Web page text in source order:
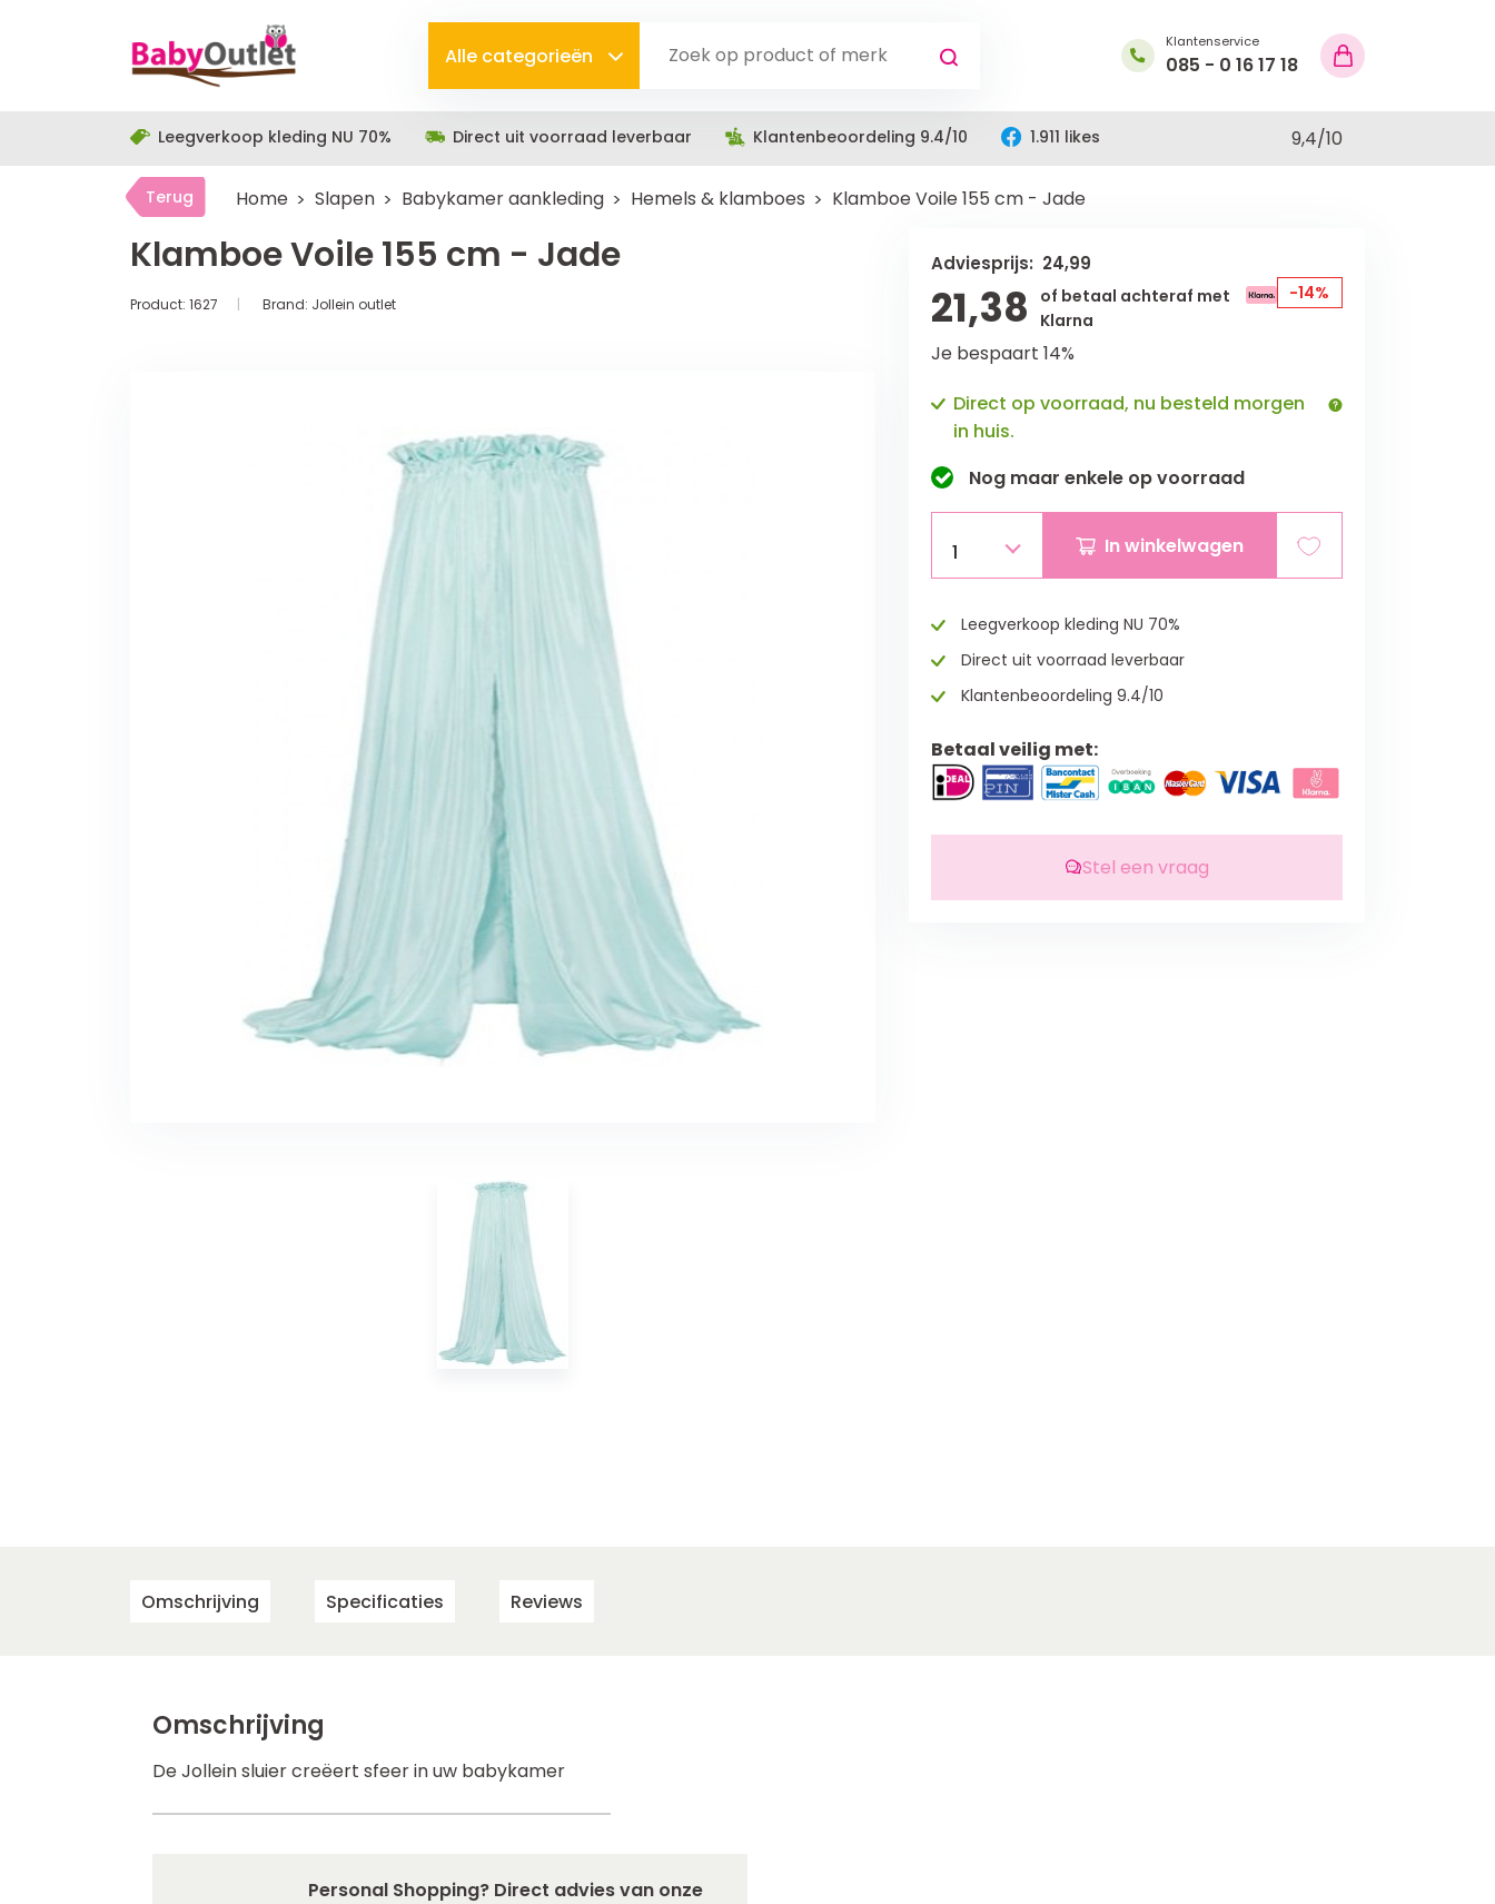
Alle categorieën
Klantenservice
085 - 0 16 17 18
Leegverkoop kleding NU 70% Direct uit voorraad leverbaar Klantenbeoordeling 9.4/10 1.911 likes 9,4/10
Terug Home Slapen Babykamer aankleding Hemels & klamboes Klamboe Voile 155 cm - Jade
Klamboe Voile 155 cm - Jade
Product: 1627 Brand: Jollein outlet
Adviesprijs: 24,99
21,38
of betaal achteraf met
Klarna
-14%
Je bespaart 14%
Direct op voorraad, nu besteld morgen
in huis.
Nog maar enkeleop voorraad
1 In winkelwagen
Leegverkoop kleding NU 70%
Direct uit voorraad leverbaar
Klantenbeoordeling 9.4/10
Betaal veilig met:
Stel een vraag
Omschrijving Specificaties Reviews
Omschrijving
De Jollein sluier creëert sfeer in uw babykamer
Personal Shopping? Direct advies van onze